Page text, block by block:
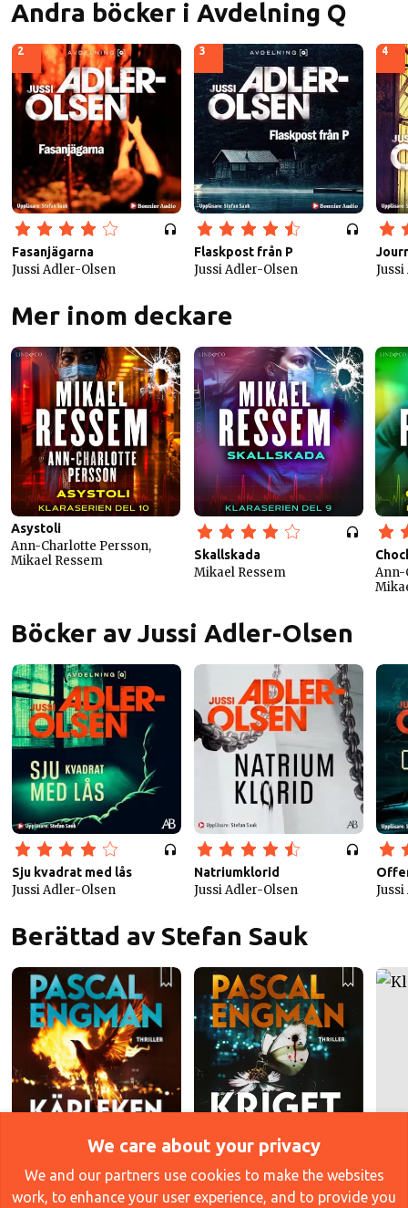
Andra böcker i Avdelning Q
2
Fasanjägarna
Jussi Adler-Olsen
3
Flaskpost från P
Jussi Adler-Olsen
4
Mer inom deckare
Asystoli
Ann-Charlotte Persson,
Mikael Ressem
Skallskada
Mikael Ressem
Ann-
Böcker av Jussi Adler-Olsen
Sju kvadrat med lås
Jussi Adler-Olsen
Natriumklorid
Jussi Adler-Olsen
Berättad av Stefan Sauk
Pascal Engmann
Kriget
Pascal Engmann
We care about your privacy
We and our partners use cookies to make the websites
work, to enhance your user experience, and to provide you